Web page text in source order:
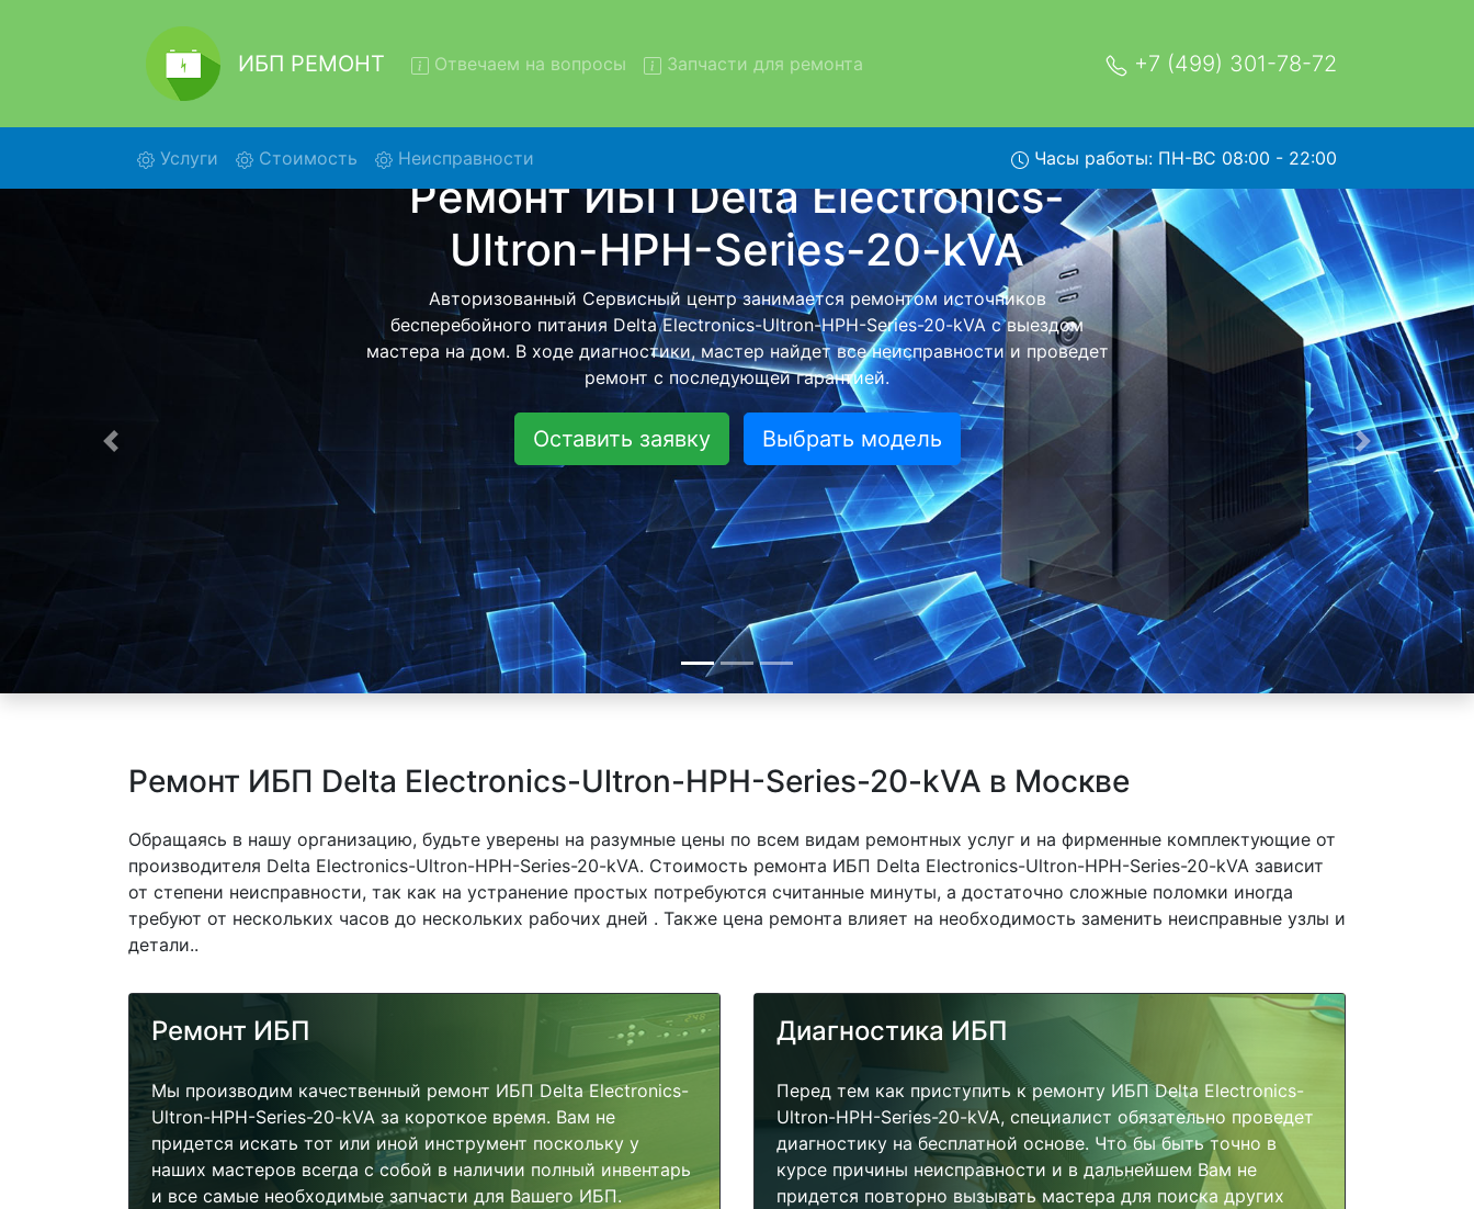
ИБП РЕМОНТ Отвечаем на вопросы Запчасти для ремонта +7 (499) 301-78-72
Услуги (current)Стоимость Неисправности Часы работы: ПН-ВС 08:00 - 22:00
Ремонт ИБП Delta Electronics-Ultron-HPH-
Series-20-kVA с вывозом в сервис
Ремонт ИБП Delta Electronics-Ultron-HPH-Series-20-kVA с вывозом в сервисный
центр и обратно - с помощью нашей бесплатной услуги, специалист заберет Ваш
ИБП для дальнейшего более детального ремонта. Оговоренная стоимость ремонта
останется неизменно при возвращении видеотехники обратно.
Оставить заявку Выбрать модель
Предыдущая Следующая
Ремонт ИБП Delta Electronics-Ultron-HPH-Series-20-kVA в Москве
Обращаясь в нашу организацию, будьте уверены на разумные цены по всем видам ремонтных услуг и на фирменные комплектующие от
производителя Delta Electronics-Ultron-HPH-Series-20-kVA. Стоимость ремонта ИБП Delta Electronics-Ultron-HPH-Series-20-kVA зависит
от степени неисправности, так как на устранение простых потребуются считанные минуты, а достаточно сложные поломки иногда
требуют от нескольких часов до нескольких рабочих дней . Также цена ремонта влияет на необходимость заменить неисправные узлы и
детали..
Ремонт ИБП
Мы производим качественный ремонт ИБП Delta Electronics-
Ultron-HPH-Series-20-kVA за короткое время. Вам не
придется искать тот или иной инструмент поскольку у
наших мастеров всегда с собой в наличии полный инвентарь
и все самые необходимые запчасти для Вашего ИБП.
Диагностика ИБП
Перед тем как приступить к ремонту ИБП Delta Electronics-
Ultron-HPH-Series-20-kVA, специалист обязательно проведет
диагностику на бесплатной основе. Что бы быть точно в
курсе причины неисправности и в дальнейшем Вам не
придется повторно вызывать мастера для поиска других